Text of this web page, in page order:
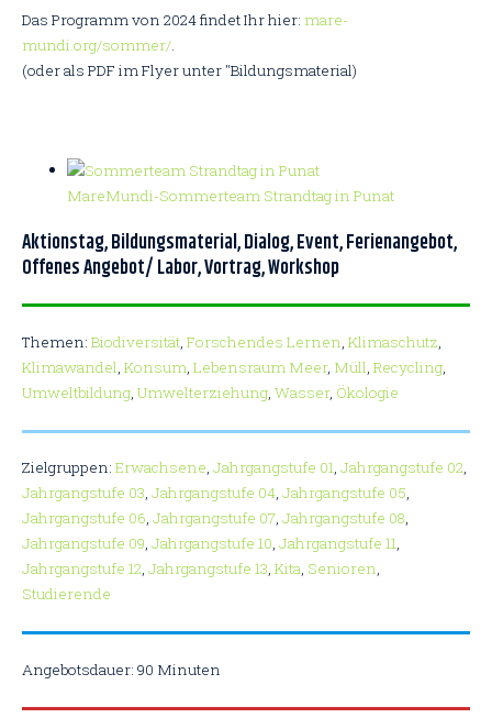
Das Programm von 2024 findet Ihr hier: mare-
mundi.org/sommer/.
(oder als PDF im Flyer unter "Bildungsmaterial)
MareMundi-Sommerteam Strandtag in Punat
Aktionstag,Bildungsmaterial,Dialog,Event,Ferienangebot,
Offenes Angebot/ Labor,Vortrag,Workshop
Themen: Biodiversität, Forschendes Lernen, Klimaschutz,
Klimawandel, Konsum, Lebensraum Meer, Müll, Recycling,
Umweltbildung, Umwelterziehung, Wasser, Ökologie
Zielgruppen: Erwachsene, Jahrgangstufe 01, Jahrgangstufe 02,
Jahrgangstufe 03, Jahrgangstufe 04, Jahrgangstufe 05,
Jahrgangstufe 06, Jahrgangstufe 07, Jahrgangstufe 08,
Jahrgangstufe 09, Jahrgangstufe 10, Jahrgangstufe 11,
Jahrgangstufe 12, Jahrgangstufe 13, Kita, Senioren,
Studierende
Angebotsdauer: 90 Minuten